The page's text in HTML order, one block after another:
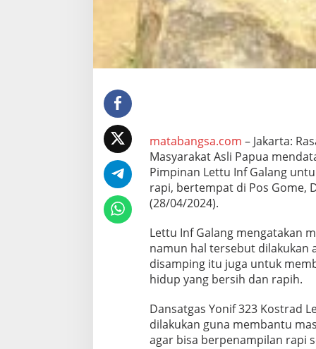
2
3
o
s
t
u
k
a
s
i
k
n
H
i
d
u
B
e
matabangsa.com – Jakarta:
Masyarakat Asli Papua
Pimpinan Lettu Inf Galang
rapi, bertempat di Pos Gome,
(28/04/2024).
Lettu Inf Galang mengatakan
namun hal tersebut dilakukan
disamping itu juga untuk
hidup yang bersih dan rapih.
Dansatgas Yonif 323 Kostrad
dilakukan guna membantu
agar bisa berpenampilan rapi